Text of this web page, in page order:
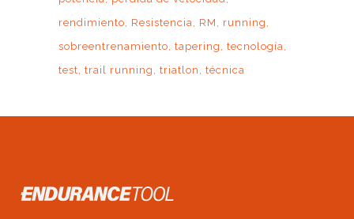
rendimiento
Resistencia RM
running
sobreentrenamiento tapering
tecnología
test trail running triatlon técnica